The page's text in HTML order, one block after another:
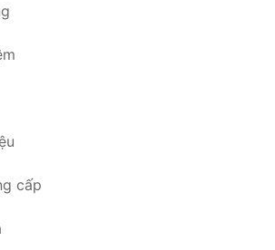
cấp